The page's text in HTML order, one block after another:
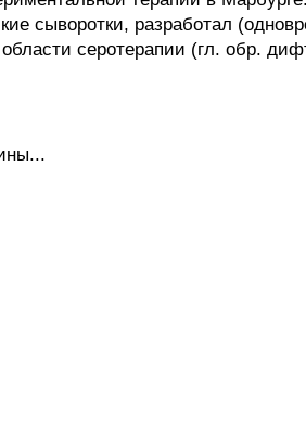
сыворотки, разработал
серотерапии (гл. обр.